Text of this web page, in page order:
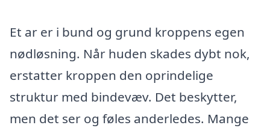
Et ar er i bund og grund kroppens egen
nødløsning. Når huden skades dybt nok,
erstatter kroppen den oprindelige
struktur med bindevæv. Det beskytter,
men det ser og føles anderledes. Mange